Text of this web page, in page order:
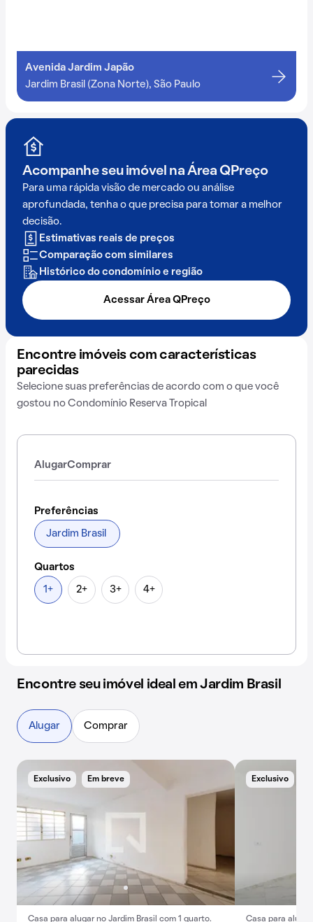
Avenida Jardim Japão
Jardim Brasil (Zona Norte), São Paulo
Acompanhe seu imóvel na Área QPreço
Para uma rápida visão de mercado ou análise
aprofundada, tenha o que precisa para tomar a melhor
decisão.
Estimativas reais de preços
Comparação com similares
Histórico do condomínio e região
Acessar Área QPreço
Encontre imóveis com características
parecidas
Selecione suas preferências de acordo com o que você
gostou no Condomínio Reserva Tropical
AlugarComprar
Preferências
Jardim Brasil
Quartos
1+ 2+ 3+ 4+
Encontre seu imóvel ideal em Jardim Brasil
Exclusivo Em breve
Casa para alugar no Jardim Brasil com 1 quarto.
Exclusivo
Casa para
Alugar Comprar